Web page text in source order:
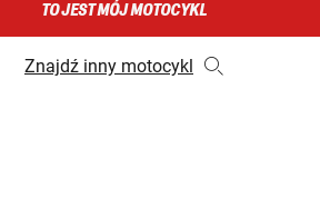
TO JEST MÓJ MOTOCYKL
Znajdź inny motocykl